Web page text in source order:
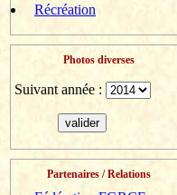
Récréation
Photos diverses
Suivant année :
Partenaires / Relations